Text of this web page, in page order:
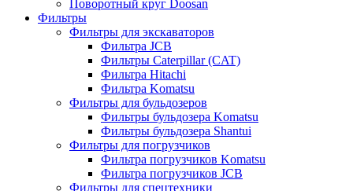
Поворотный круг Doosan
Фильтры
Фильтры для экскаваторов
Фильтра JCB
Фильтры Caterpillar (CAT)
Фильтра Hitachi
Фильтра Komatsu
Фильтры для бульдозеров
Фильтры бульдозера Komatsu
Фильтры бульдозера Shantui
Фильтры для погрузчиков
Фильтра погрузчиков Komatsu
Фильтра погрузчиков JCB
Фильтры для спецтехники